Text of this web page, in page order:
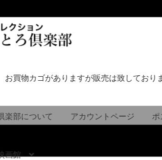
お買物カゴがありますが販売は致しており
楽部について アカウントページ
画館